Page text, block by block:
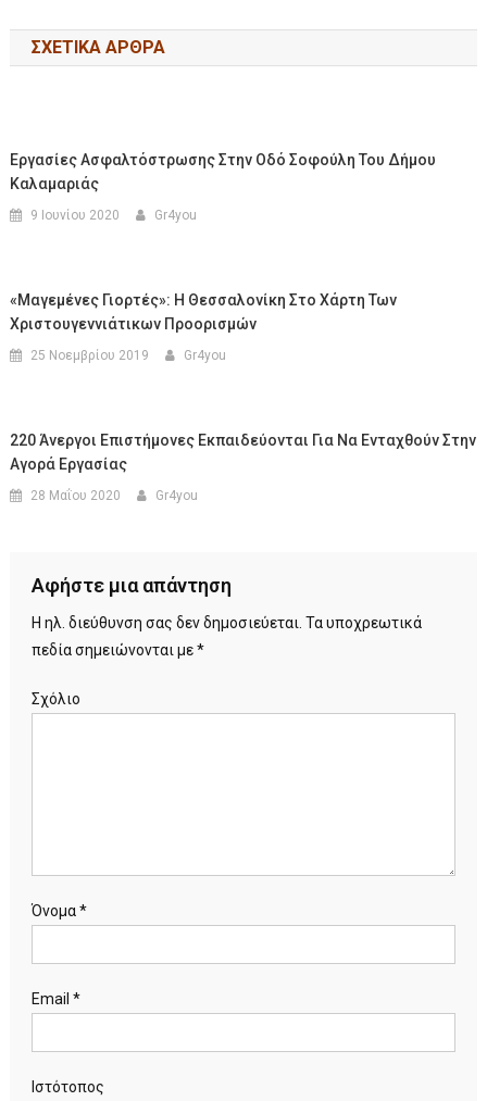
ΣΧΕΤΙΚΆ ΆΡΘΡΑ
Εργασίες Ασφαλτόστρωσης Στην Οδό Σοφούλη Του Δήμου
Καλαμαριάς
9 Ιουνίου 2020 Gr4you
«Μαγεμένες Γιορτές»: Η Θεσσαλονίκη Στο Χάρτη Των
Χριστουγεννιάτικων Προορισμών
25 Νοεμβρίου 2019 Gr4you
220 Άνεργοι Επιστήμονες Εκπαιδεύονται Για Να Ενταχθούν Στην
Αγορά Εργασίας
28 Μαΐου 2020 Gr4you
Αφήστε μια απάντηση
Η ηλ. διεύθυνση σας δεν δημοσιεύεται. Τα υποχρεωτικά
πεδία σημειώνονται με*
Σχόλιο
Όνομα*
Email *
Ιστότοπος